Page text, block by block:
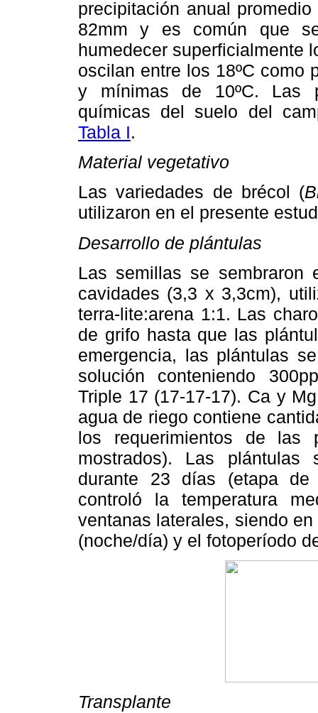
precipitación anual
82mm y es común que
humedecer superficialmente
oscilan entre los 18ºC como
y mínimas de 10ºC. Las
químicas del suelo del
Tabla I.
Material vegetativo
Las variedades de brécol (
utilizaron en el presente
Desarrollo de plántulas
Las semillas se
cavidades (3,3 x 3,3cm),
terra-lite:arena 1:1. Las
de grifo hasta que las
emergencia, las plántulas
solución conteniendo
Triple 17 (17-17-17). Ca y
agua de riego contiene
los requerimientos de las
mostrados). Las plántulas
durante 23 días (etapa de
controló la temperatura
ventanas laterales, siendo
(noche/día) y el fotoperíodo
Transplante